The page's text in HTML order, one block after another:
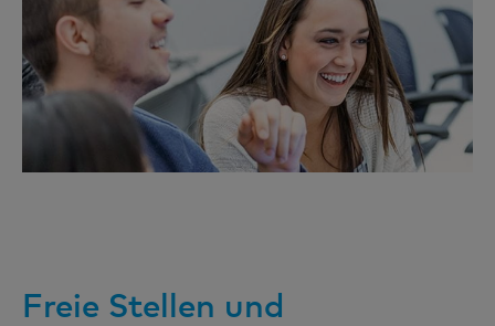
Freie Stellen und